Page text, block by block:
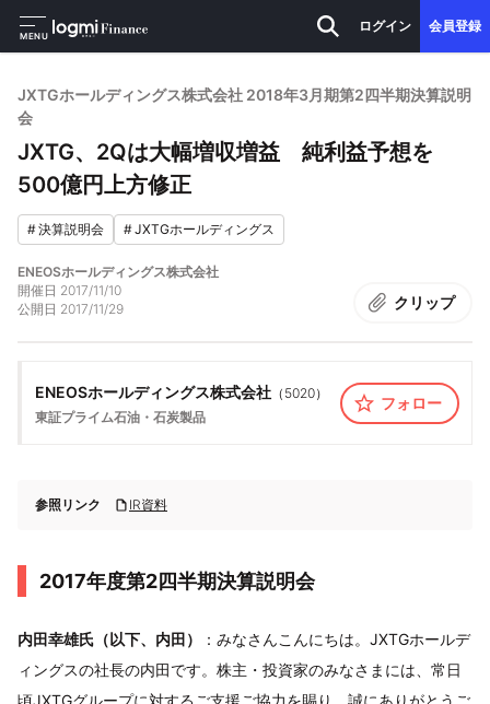
MENU
ログイン 会員登録
JXTGホールディングス株式会社 2018年3月期第2四半期決算説明
会
JXTG、2Qは大幅増収増益 純利益予想を
500億円上方修正
#決算説明会 #JXTGホールディングス
ENEOSホールディングス株式会社
開催日 2017/11/10
公開日 2017/11/29 クリップ
ENEOSホールディングス株式会社 （ 5020）
東証プライム石油・石炭製品
フォロー
参照リンク IR資料
2017年度第2四半期決算説明会
内田幸雄氏（以下、内田）
：みなさんこんにちは。JXTGホールデ
ィングスの社長の内田です。株主・投資家のみなさまには、常日
頃JXTGグループに対するご支援ご協力を賜り、誠にありがとうご